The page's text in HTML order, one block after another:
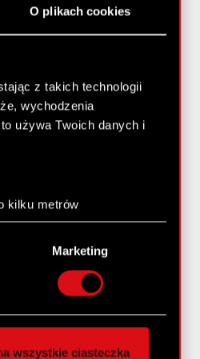
O plikach cookies
z takich technologii
wychodzenia
używa Twoich danych i
kilku metrów
(fingerprinting,
preferencje w
chwili.
i
Marketing
wszystkie ciasteczka